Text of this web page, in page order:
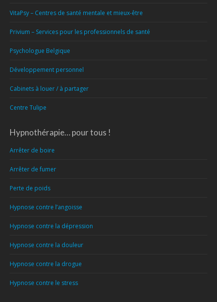
VitaPsy – Centres de santé mentale et mieux-être
Privium – Services pour les professionnels de santé
Psychologue Belgique
Développement personnel
Cabinets à louer / à partager
Centre Tulipe
Hypnothérapie… pour tous !
Arrêter de boire
Arrêter de fumer
Perte de poids
Hypnose contre l’angoisse
Hypnose contre la dépression
Hypnose contre la douleur
Hypnose contre la drogue
Hypnose contre le stress